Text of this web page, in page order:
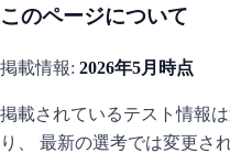
このページについて
掲載情報: 2026年5月 時点
掲載されているテスト情報
り、 最新の選考では変更さ